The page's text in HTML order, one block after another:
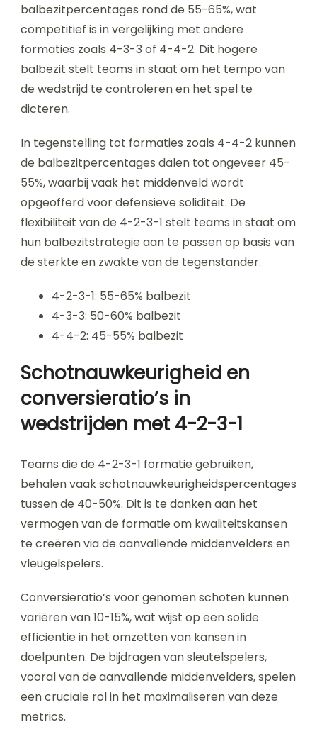
balbezitpercentages rond de 55-65%, wat
competitief is in vergelijking met andere
formaties zoals 4-3-3 of 4-4-2. Dit hogere
balbezit stelt teams in staat om het tempo van
de wedstrijd te controleren en het spel te
dicteren.
In tegenstelling tot formaties zoals 4-4-2 kunnen
de balbezitpercentages dalen tot ongeveer 45-
55%, waarbij vaak het middenveld wordt
opgeofferd voor defensieve soliditeit. De
flexibiliteit van de 4-2-3-1 stelt teams in staat om
hun balbezitstrategie aan te passen op basis van
de sterkte en zwakte van de tegenstander.
4-2-3-1: 55-65% balbezit
4-3-3: 50-60% balbezit
4-4-2: 45-55% balbezit
Schotnauwkeurigheid en
conversieratio’s in
wedstrijden met 4-2-3-1
Teams die de 4-2-3-1 formatie gebruiken,
behalen vaak schotnauwkeurigheidspercentages
tussen de 40-50%. Dit is te danken aan het
vermogen van de formatie om kwaliteitskansen
te creëren via de aanvallende middenvelders en
vleugelspelers.
Conversieratio’s voor genomen schoten kunnen
variëren van 10-15%, wat wijst op een solide
efficiëntie in het omzetten van kansen in
doelpunten. De bijdragen van sleutelspelers,
vooral van de aanvallende middenvelders, spelen
een cruciale rol in het maximaliseren van deze
metrics.